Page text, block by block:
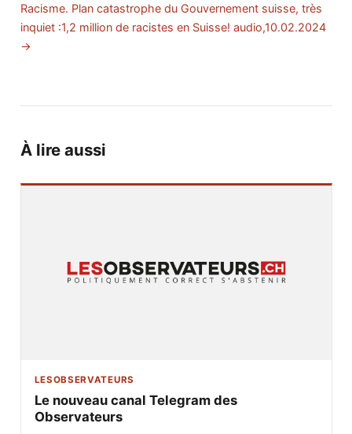
Racisme. Plan catastrophe du Gouvernement suisse, très
inquiet :1,2 million de racistes en Suisse! audio,10.02.2024
→
À lire aussi
LESOBSERVATEURS
Le nouveau canal Telegram des
Observateurs